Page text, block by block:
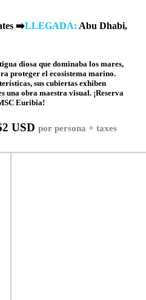
➡️LLEGADA: Abu Dhabi,
diosa que dominaba los mares,
proteger el ecosistema marino.
sus cubiertas exhiben
una obra maestra visual. ¡Reserva
Euribia!
USD por persona + taxes